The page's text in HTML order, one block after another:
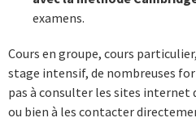
examens.
Cours en groupe, cours
stage intensif, de nombreuses
pas à consulter les sites internet
ou bien à les contacter